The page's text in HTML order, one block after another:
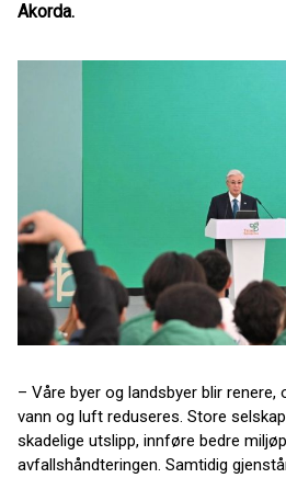
Akorda.
– Våre byer og landsbyer blir
vann og luft reduseres. Store
skadelige utslipp, innføre bedre
avfallshåndteringen. Samtidig